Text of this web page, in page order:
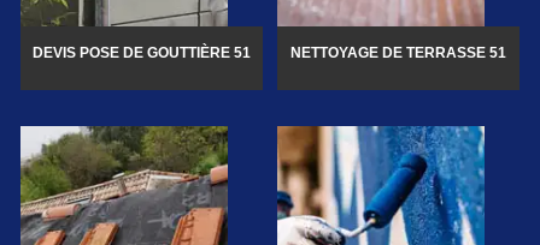
DEVIS POSE DE GOUTTIÈRE 51 NETTOYAGE DE TERRASSE 51